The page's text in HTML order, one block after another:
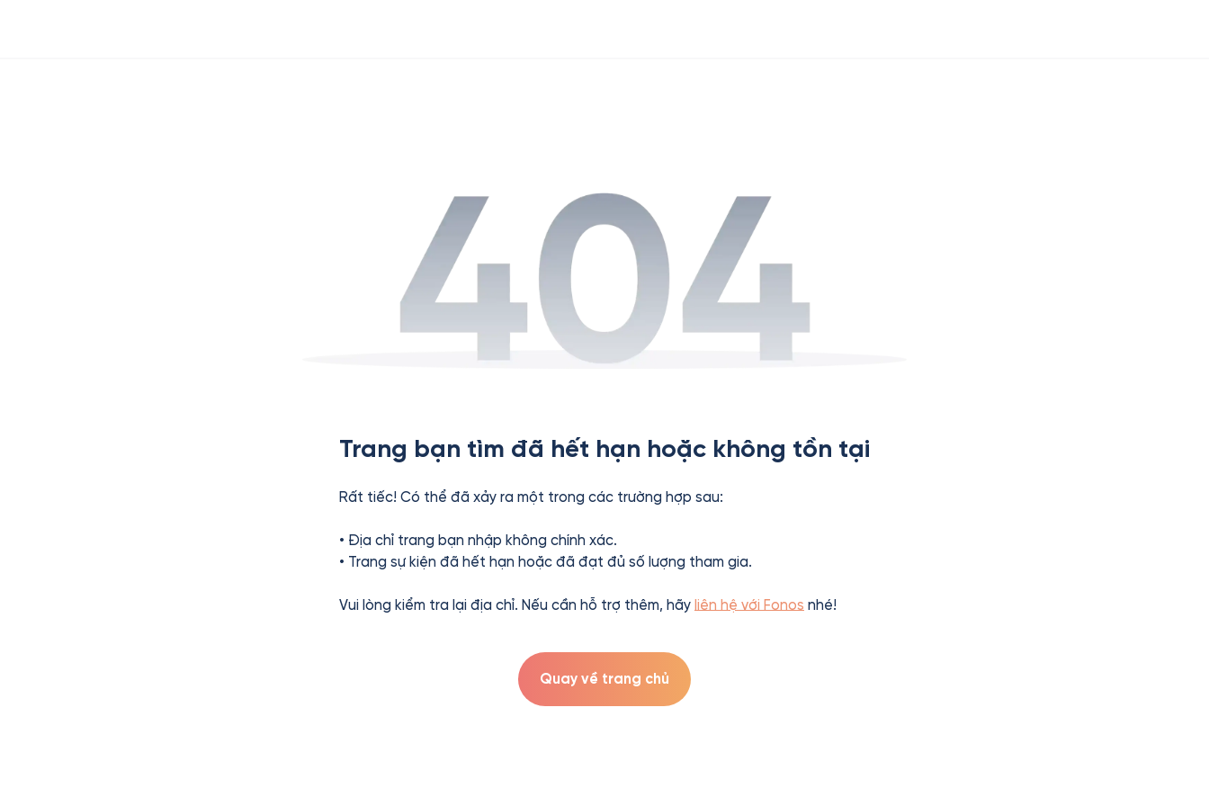
Trang bạn tìm đã hết hạn hoặc không tồn tại
Rất tiếc! Có thể đã xảy ra một trong các trường hợp sau:
• Địa chỉ trang bạn nhập không chính xác.
• Trang sự kiện đã hết hạn hoặc đã đạt đủ số lượng tham gia.
Vui lòng kiểm tra lại địa chỉ. Nếu cần hỗ trợ thêm, hãy liên hệ với Fonos nhé!
Quay về trang chủ